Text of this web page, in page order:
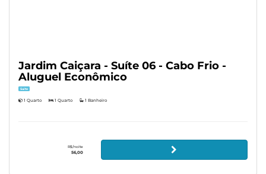
Jardim Caiçara - Suíte 06 - Cabo Frio -
Aluguel Econômico
Suíte
1 Quarto 1 Quarto 1 Banheiro
R$/noite
56,00